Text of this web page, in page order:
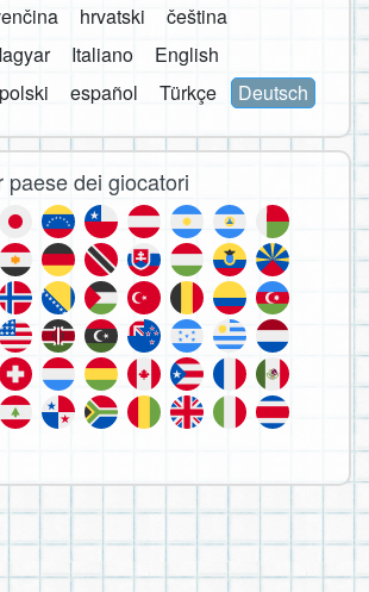
hrvatski
čeština
Italiano
English
polski español Türkçe Deutsch
paese dei giocatori